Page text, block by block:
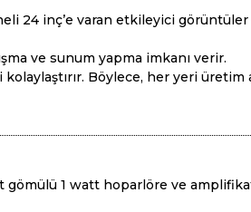
24 inç’e varan etkileyici görüntüler
ve sunum yapma imkanı verir.
kolaylaştırır. Böylece, her yeri
1 watt hoparlöre ve